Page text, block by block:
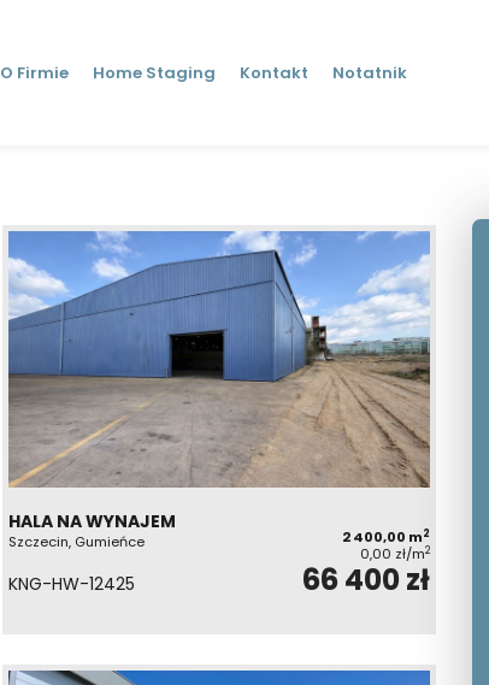
O Firmie Home Staging Kontakt Notatnik
HALA NA WYNAJEM
Szczecin, Gumieńce 2 400,00 m2
0,00 zł/m2
KNG-HW-12425 66 400 zł